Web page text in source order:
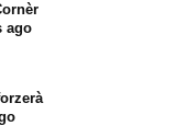
ago